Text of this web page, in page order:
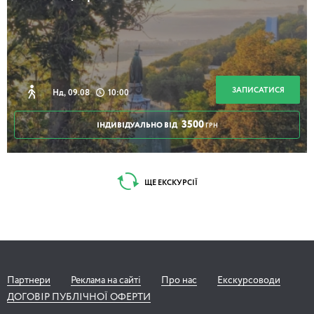
Без Подолу Київ неможливий
2 години 30 хвилин
Особняки Печерська
Нд, 09.08 10:00 ЗАПИСАТИСЯ
ІНДИВІДУАЛЬНО ВІД 3500 ГРН
ЩЕ ЕКСКУРСІЇ
Партнери Реклама на сайті Про нас
Екскурсоводи
ДОГОВІР ПУБЛІЧНОЇ ОФЕРТИ